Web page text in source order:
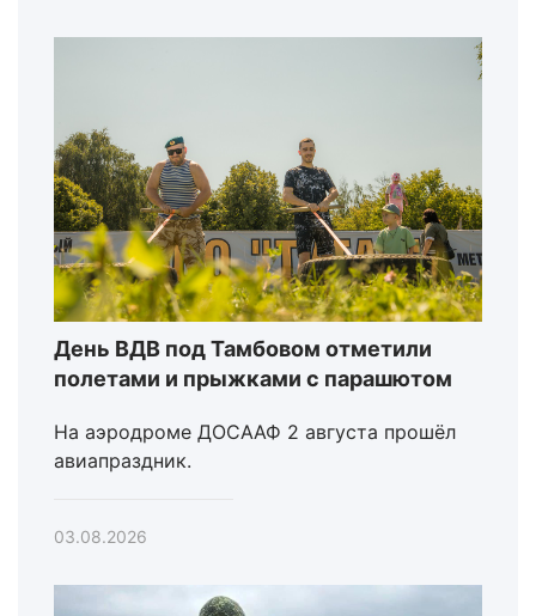
День ВДВ под Тамбовом отметили
полетами и прыжками с парашютом
На аэродроме ДОСААФ 2 августа прошёл
авиапраздник.
03.08.2026